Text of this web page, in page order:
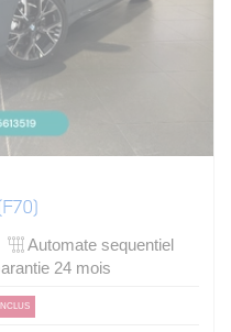
Automate sequentiel
24 mois